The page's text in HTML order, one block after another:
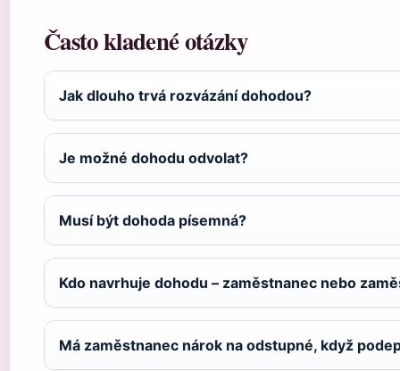
Často kladené otázky
Jak dlouho trvá rozvázání dohodou?
Je možné dohodu odvolat?
Musí být dohoda písemná?
Kdo navrhuje dohodu – zaměstnanec nebo
Má zaměstnanec nárok na odstupné, když